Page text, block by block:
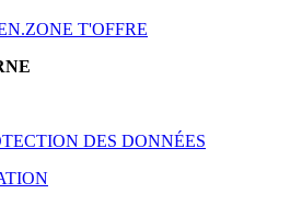
T'OFFRE
DES DONNÉES